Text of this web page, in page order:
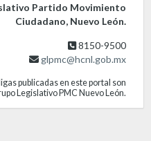
Partido Movimiento
Ciudadano, Nuevo León.
8150-9500
glpmc@hcnl.gob.mx
publicadas en este portal son
Legislativo PMC Nuevo León.